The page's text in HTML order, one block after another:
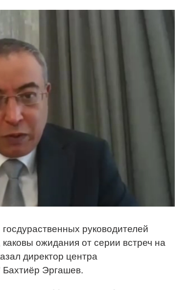
руководителей
ожидания от серии встреч на
директор центра
Бахтиёр Эргашев.